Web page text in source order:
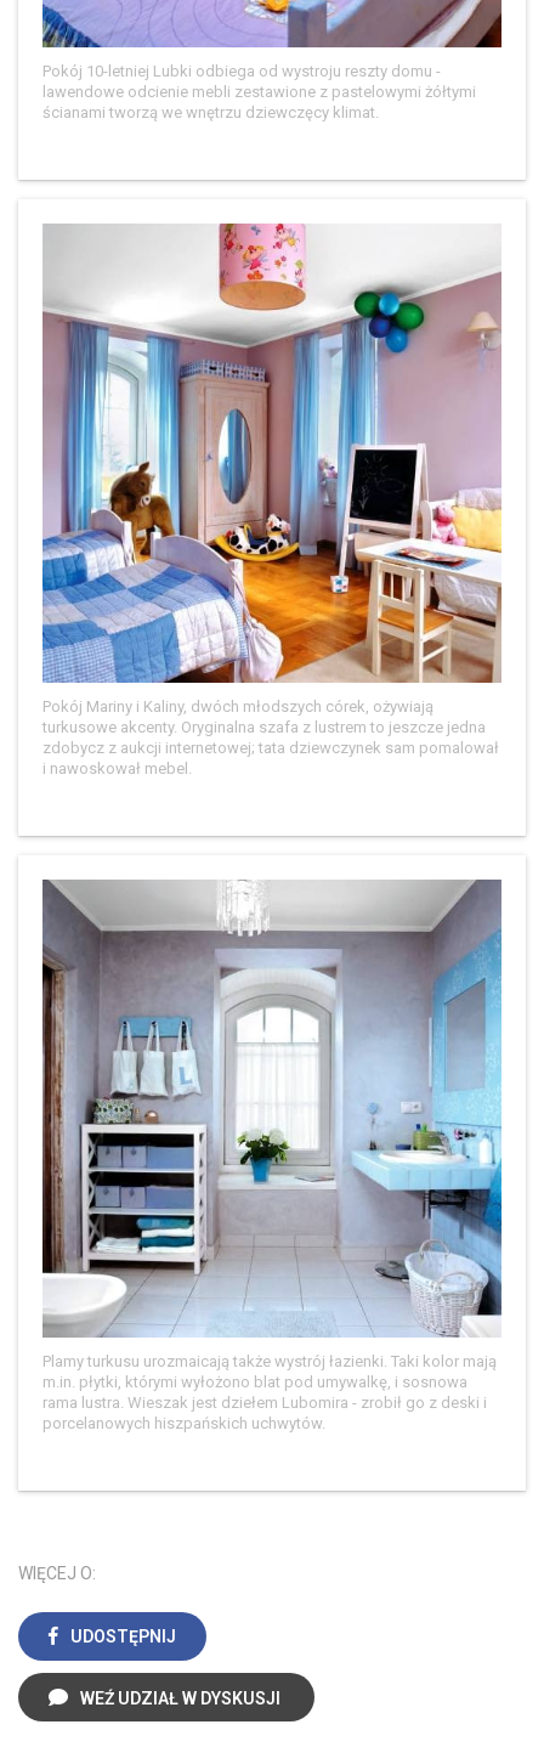
Pokój 10-letniej Lubki odbiega od wystroju reszty domu -
lawendowe odcienie mebli zestawione z pastelowymi żółtymi
ścianami tworzą we wnętrzu dziewczęcy klimat.
Pokój Mariny i Kaliny, dwóch młodszych córek, ożywiają
turkusowe akcenty. Oryginalna szafa z lustrem to jeszcze jedna
zdobycz z aukcji internetowej; tata dziewczynek sam pomalował
i nawoskował mebel.
Plamy turkusu urozmaicają także wystrój łazienki. Taki kolor mają
m.in. płytki, którymi wyłożono blat pod umywalkę, i sosnowa
rama lustra. Wieszak jest dziełem Lubomira - zrobił go z deski i
porcelanowych hiszpańskich uchwytów.
WIĘCEJ O:
UDOSTĘPNIJ
WEŹ UDZIAŁ W DYSKUSJI